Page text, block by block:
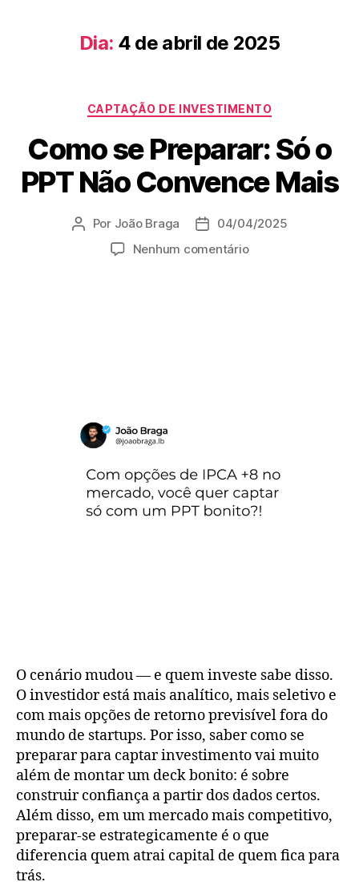
Dia: 4 de abril de 2025
CAPTAÇÃO DE INVESTIMENTO
Como se Preparar: Só o
PPT Não Convence Mais
Por João Braga
04/04/2025
Nenhum comentário
O cenário mudou — e quem investe sabe disso.
O investidor está mais analítico, mais seletivo e
com mais opções de retorno previsível fora do
mundo de startups. Por isso, saber como se
preparar para captar investimento vai muito
além de montar um deck bonito: é sobre
construir confiança a partir dos dados certos.
Além disso, em um mercado mais competitivo,
preparar-se estrategicamente é o que
diferencia quem atrai capital de quem fica para
trás.